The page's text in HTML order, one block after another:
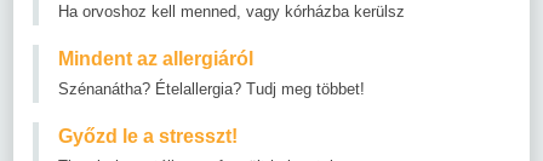
Ha orvoshoz kell menned, vagy kórházba kerülsz
Mindent az allergiáról
Szénanátha? Ételallergia? Tudj meg többet!
Győzd le a stresszt!